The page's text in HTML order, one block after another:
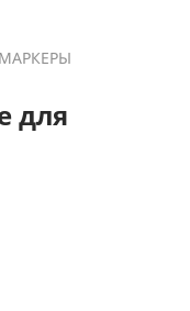
МАРКЕРЫ
для